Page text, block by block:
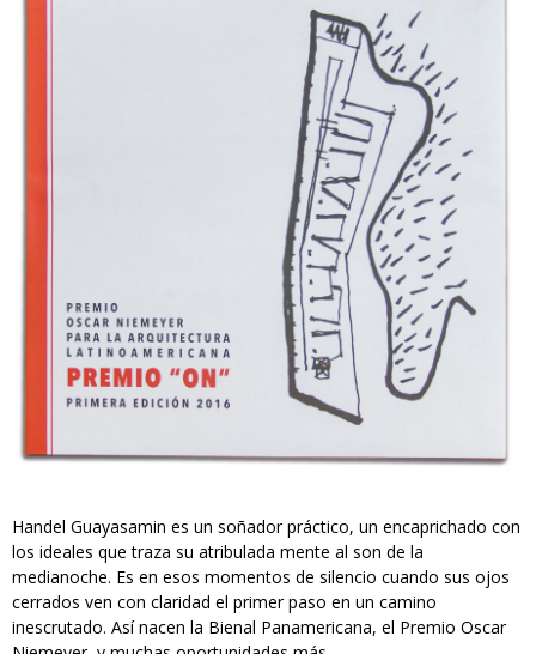
Handel Guayasamin es un soñador práctico, un encaprichado con
los ideales que traza su atribulada mente al son de la
medianoche. Es en esos momentos de silencio cuando sus ojos
cerrados ven con claridad el primer paso en un camino
inescrutado. Así nacen la Bienal Panamericana, el Premio Oscar